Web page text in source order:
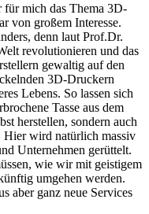
für mich das Thema 3D-
von großem Interesse.
denn laut Prof.Dr.
revolutionieren und das
gewaltig auf den
3D-Druckern
Lebens. So lassen sich
Tasse aus dem
herstellen, sondern auch
Hier wird natürlich massiv
Unternehmen gerüttelt.
wie wir mit geistigem
umgehen werden.
aber ganz neue Services